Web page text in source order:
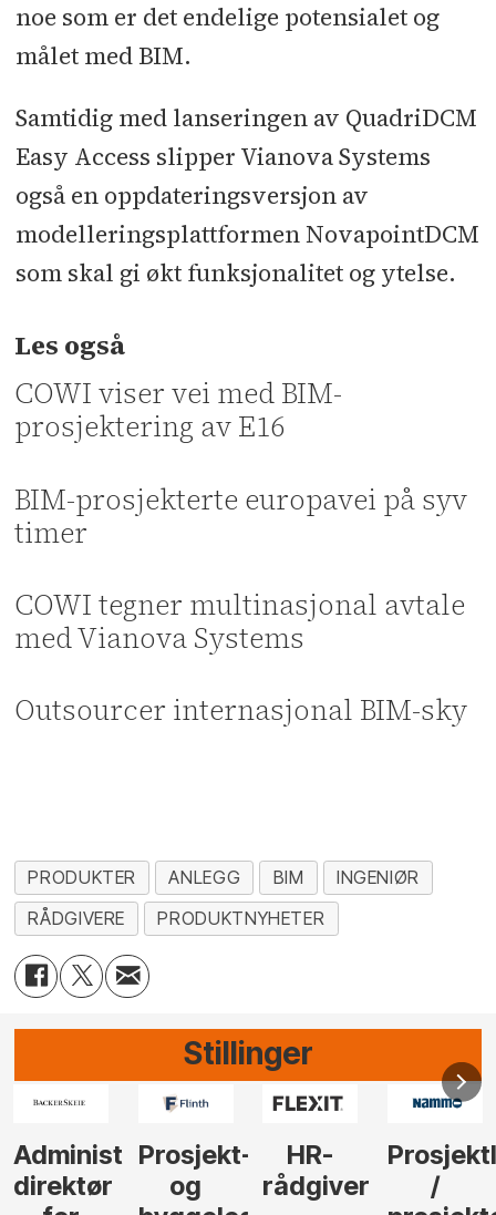
noe som er det endelige potensialet og
målet med BIM.
Samtidig med lanseringen av QuadriDCM
Easy Access slipper Vianova Systems
også en oppdateringsversjon av
modelleringsplattformen NovapointDCM
som skal gi økt funksjonalitet og ytelse.
Les også
COWI viser vei med BIM-
prosjektering av E16
BIM-prosjekterte europavei på syv
timer
COWI tegner multinasjonal avtale
med Vianova Systems
Outsourcer internasjonal BIM-sky
PRODUKTER ANLEGG BIM
INGENIØR
RÅDGIVERE
PRODUKTNYHETER
Stillinger
HR-
rådgiver
Prosjektleder
/
Vi
behøver
Anlegg
søker